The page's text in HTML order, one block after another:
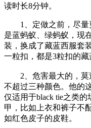
读时长8分钟。
1、定做之前，尽量
是蓝蚂蚁、绿蚂蚁，现
装，换成了藏蓝西服套
一粒扣，都是3粒扣的藏
2、危害最大的，莫
不超过三种颜色。他的
仅适用于black tie之类
甲，比如上衣和裤子不
如红色皮子的皮鞋。